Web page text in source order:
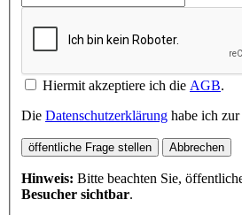
Hiermit akzeptiere ich die AGB.
Die Datenschutzerklärung habe ich
öffentliche Frage stellen Abbrechen
Hinweis: Bitte beachten Sie,
Besucher sichtbar.